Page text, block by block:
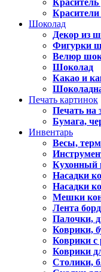
Красители
Шоколад
Декор из
Фигурки
Велюр
Шоколад
Какао и
Печать картинок
Печать на
Бумага,
Инвентарь
Весы,
Кухонный
Насадки
Насадки
Мешки
Лента
Палочки,
Коврики,
Коврики с
Коврики
Столики,